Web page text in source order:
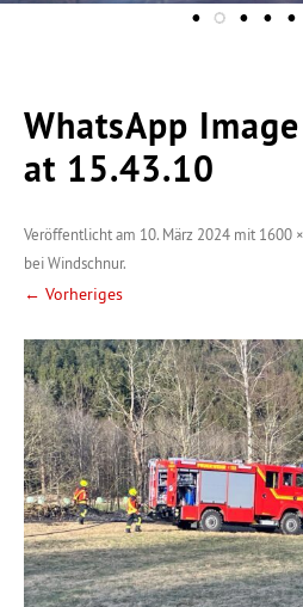
WhatsApp
at 15.43.10
Veröffentlicht am 10. März 2024 mit 1600
bei Windschnur.
← Vorheriges